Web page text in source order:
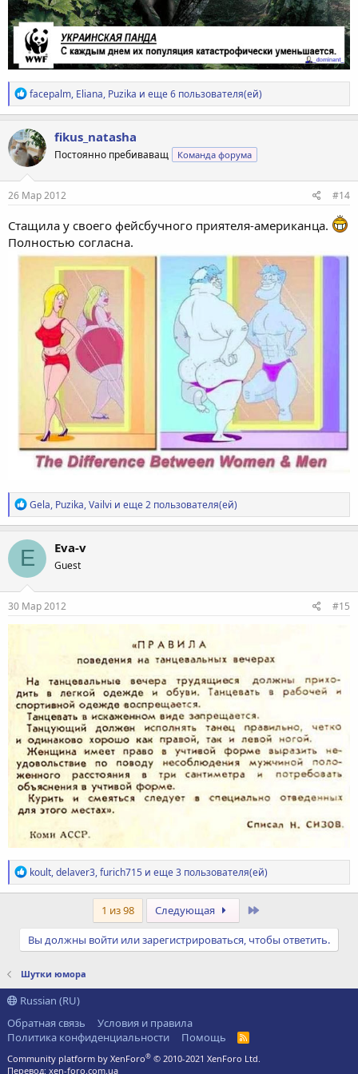
Р
е
а
к
ц
и
и
:
facepalm, Eliana, Puzika и еще 6 пользователя(ей)
fikus_natasha
Постоянно пребиваващ Команда форума
26 Мар 2012 #14
Стащила у своего фейсбучного приятеля-американца.
Полностью согласна.
Р
е
а
к
ц
и
и
:
Gela, Puzika,Vailvi и еще 2 пользователя(ей)
E Eva-v
Guest
30 Мар 2012 #15
Р
е
а
и
и
koult,delaver3,furich715 и еще 3 пользователя(ей)
1 из 98 Следующая
Вы должны войти или зарегистрироваться, чтобы ответить.
Шутки юмора
Russian (RU)
Обратная связь
Условия и правила
Политика конфиденциальности
Помощь
R
S
Community platform by XenForo® © 2010-2021 XenForo Ltd.
Перевод: xen-foro.com.ua